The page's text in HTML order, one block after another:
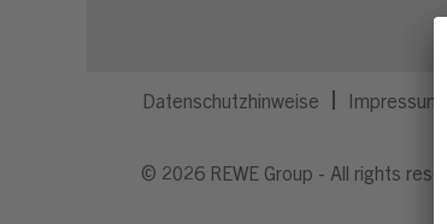
Datenschutzhinweise Impressum
© 2026 REWE Group - All rights